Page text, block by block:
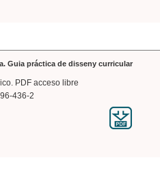
Guia práctica de disseny curricular
PDF acceso libre
436-2